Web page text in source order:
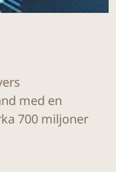
med en
700 miljoner